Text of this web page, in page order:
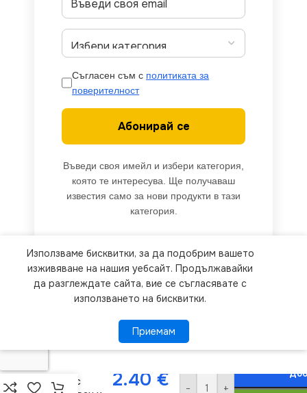
Съгласен съм с политиката за
поверителност
Абонирай се
Въведи своя имейл и избери категория,
която те интересува. Ще получаваш
известия само за нови продукти в тази
категория.
We use cookies to improve your experience on our
website. By browsing this website, you agree to
our use of cookies.
ПОВЕЧЕ ИНФОРМАЦИЯ
Vivalux
VIV001647
Кабел с
2.40 € - +
Използваме бисквитки, за да подобрим вашето
изживяване на нашия уебсайт. Продължавайки
да разглеждате сайта, вие се съгласявате с
използването на бисквитки.
Приемам